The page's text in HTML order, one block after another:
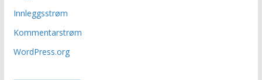
Innleggsstrøm
Kommentarstrøm
WordPress.org